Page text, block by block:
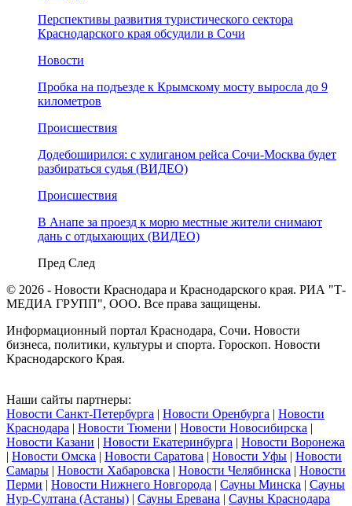
Перспективы развития туристического сектора
Краснодарского края обсудили в Сочи
Новости
Пробка на подъезде к Крымскому мосту выросла до 9
километров
Происшествия
Додебоширился: с хулиганом рейса Сочи-Москва будет
разбираться судья (ВИДЕО)
Происшествия
В Анапе за проезд к морю местные жители снимают
дань с отдыхающих (ВИДЕО)
Пред След
© 2026 - Новости Краснодара и Краснодарского края. РИА "Т-
МЕДИА ГРУПП", ООО. Все права защищены.
Информационный портал Краснодара, Сочи. Новости
бизнеса, политики, культуры и спорта. Гороскоп. Новости
Краснодарского Края.
Наши сайты партнеры:
Новости Санкт-Петербурга | Новости Оренбурга | Новости
Краснодара | Новости Тюмени | Новости Новосибирска |
Новости Казани | Новости Екатеринбурга | Новости Воронежа
| Новости Омска | Новости Саратова | Новости Уфы | Новости
Самары | Новости Хабаровска | Новости Челябинска | Новости
Перми | Новости Нижнего Новгорода | Сауны Минска | Сауны
Нур-Султана (Астаны) | Сауны Еревана | Сауны Краснодара